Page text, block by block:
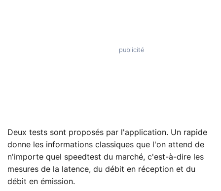
Deux tests sont proposés par l'application. Un rapide
donne les informations classiques que l'on attend de
n'importe quel speedtest du marché, c'est-à-dire les
mesures de la latence, du débit en réception et du
débit en émission.